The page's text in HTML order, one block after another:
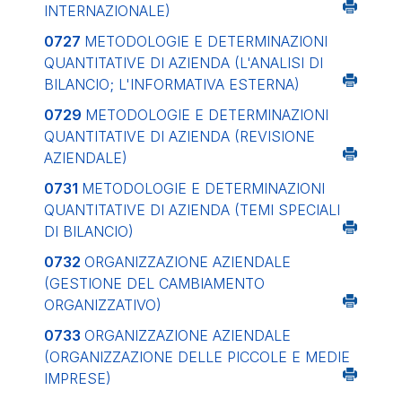
INTERNAZIONALE)
0727 METODOLOGIE E DETERMINAZIONI
QUANTITATIVE DI AZIENDA (L'ANALISI DI
BILANCIO; L'INFORMATIVA ESTERNA)
0729 METODOLOGIE E DETERMINAZIONI
QUANTITATIVE DI AZIENDA (REVISIONE
AZIENDALE)
0731 METODOLOGIE E DETERMINAZIONI
QUANTITATIVE DI AZIENDA (TEMI SPECIALI
DI BILANCIO)
0732 ORGANIZZAZIONE AZIENDALE
(GESTIONE DEL CAMBIAMENTO
ORGANIZZATIVO)
0733 ORGANIZZAZIONE AZIENDALE
(ORGANIZZAZIONE DELLE PICCOLE E MEDIE
IMPRESE)